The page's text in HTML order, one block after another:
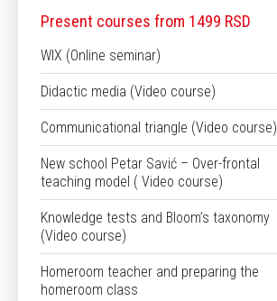
Present courses from 1499 RSD
WIX (Online seminar)
Didactic media (Video course)
Communicational triangle (Video course)
New school Petar Savić – Over-frontal
teaching model ( Video course)
Knowledge tests and Bloom’s taxonomy
(Video course)
Homeroom teacher and preparing the
homeroom class